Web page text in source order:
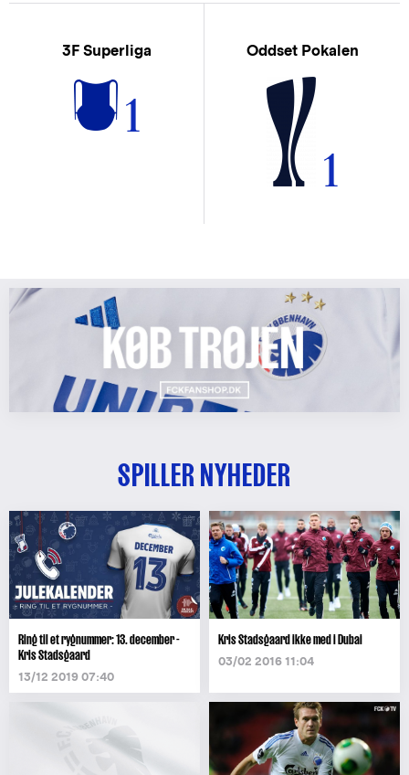
3F Superliga
1
Oddset Pokalen
1
SPILLER NYHEDER
Ring til et rygnummer: 13. december -
Kris Stadsgaard
13/12 2019 07:40
Kris Stadsgaard ikke med i Dubai
03/02 2016 11:04